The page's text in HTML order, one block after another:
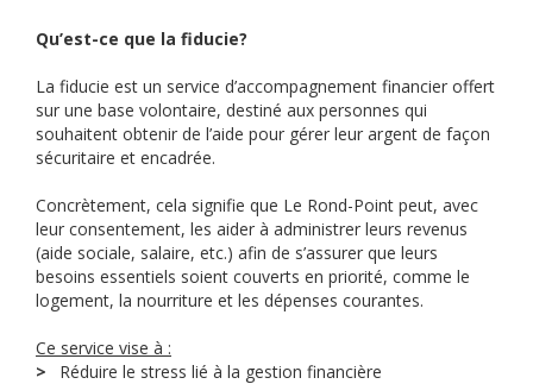
Qu’est-ce que la fiducie?
La fiducie est un service d’accompagnement financier offert
sur une base volontaire, destiné aux personnes qui
souhaitent obtenir de l’aide pour gérer leur argent de façon
sécuritaire et encadrée.
Concrètement, cela signifie que Le Rond-Point peut, avec
leur consentement, les aider à administrer leurs revenus
(aide sociale, salaire, etc.) afin de s’assurer que leurs
besoins essentiels soient couverts en priorité, comme le
logement, la nourriture et les dépenses courantes.
Ce service vise à :
Réduire le stress lié à la gestion financière